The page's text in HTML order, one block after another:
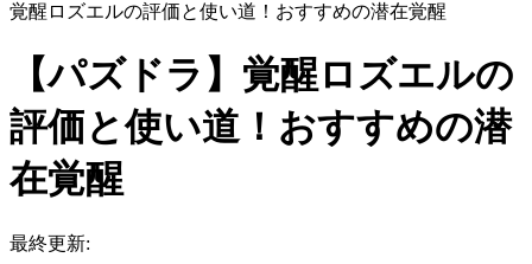
覚醒ロズエルの評価と使い道！おすすめの潜在覚醒
【パズドラ】覚醒ロズエルの
評価と使い道！おすすめの潜
在覚醒
最終更新: